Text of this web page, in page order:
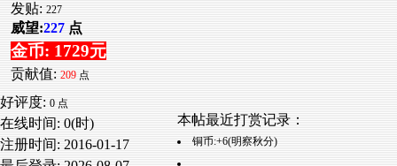
发贴: 227
威望:227 点
金币: 1729元
贡献值: 209 点
好评度: 0 点
在线时间: 0(时)
注册时间: 2016-01-17
本帖最近打赏记录：
铜币:+6(明察秋分)